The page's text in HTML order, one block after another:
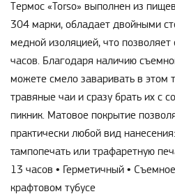
Термос «Torso» выполнен из
304 марки, обладает двойными
медной изоляцией, что
часов. Благодаря наличию
можете смело заваривать в этом
травяные чаи и сразу брать их с
пикник. Матовое покрытие
практически любой вид
тампопечать или трафаретную
13 часов • Герметичный •
крафтовом тубусе